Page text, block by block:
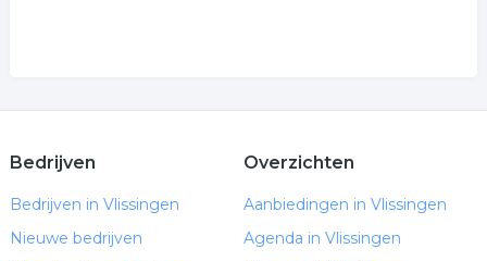
Bedrijven
Bedrijven in Vlissingen
Nieuwe bedrijven
Overzichten
Aanbiedingen in Vlissingen
Agenda in Vlissingen